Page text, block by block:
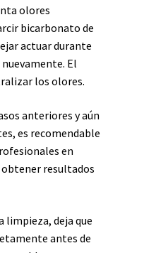
olores
bicarbonato de
actuar durante
El
los olores.
anteriores y aún
es recomendable
en
resultados
limpieza, deja que
antes de